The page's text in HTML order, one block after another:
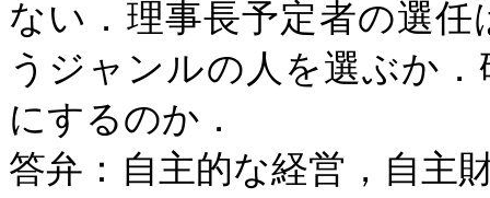
ない．理事長予定者の選
うジャンルの人を選ぶか
にするのか．
答弁：自主的な経営，自主